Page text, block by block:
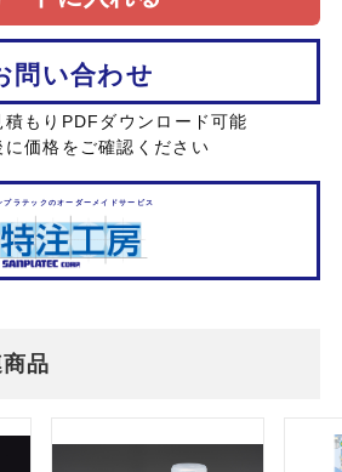
プラテックのオーダーメイドサービス
問い合わせ
もりPDFダウンロード可能
価格をご確認ください
品